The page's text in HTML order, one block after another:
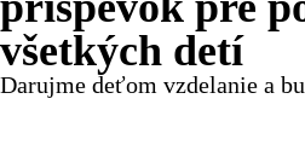
všetkých detí
Darujme deťom vzdelanie a